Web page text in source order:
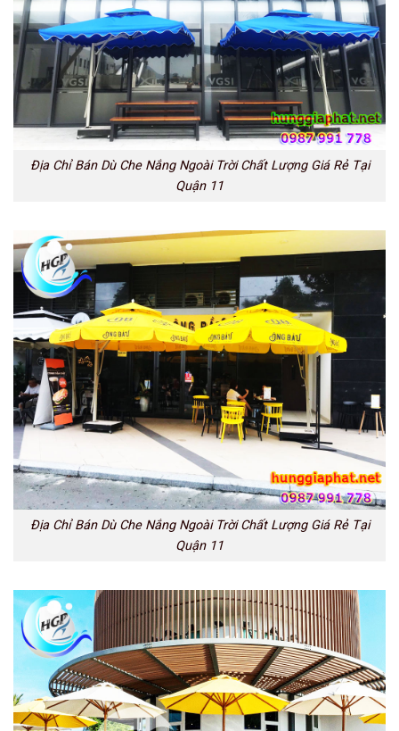
Địa Chỉ Bán Dù Che Nắng Ngoài Trời Chất Lượng Giá Rẻ Tại
Quận 11
Địa Chỉ Bán Dù Che Nắng Ngoài Trời Chất Lượng Giá Rẻ Tại
Quận 11